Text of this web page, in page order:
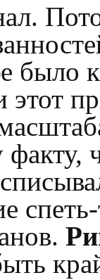
было
этот